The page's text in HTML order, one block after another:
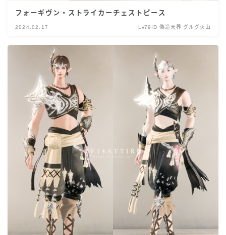
フォーギヴン・ストライカーチェストピース
2024.02.17 Lv79ID 偽造天界 グルグ火山